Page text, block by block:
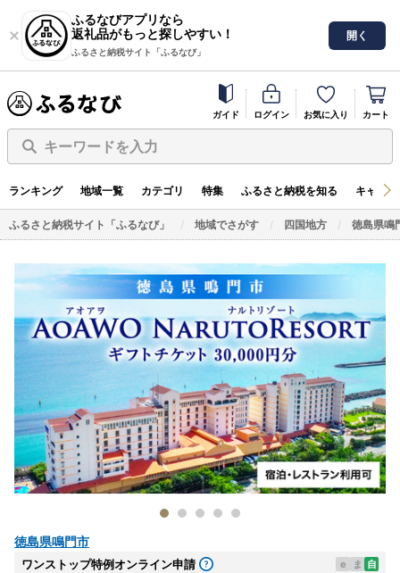
ふるなびアプリなら
返礼品がもっと探しやすい！
ふるさと納税サイト「ふるなび」
開く
ガイド ログイン お気に入り カート
キーワードを入力
ランキング 地域一覧 カテゴリ 特集 ふるさと納税を知る キャン
ふるさと納税サイト「ふるなび」 地域でさがす 四国地方 徳島県鳴
徳島県鳴門市
ワンストップ特例オンライン申請 e ま 自